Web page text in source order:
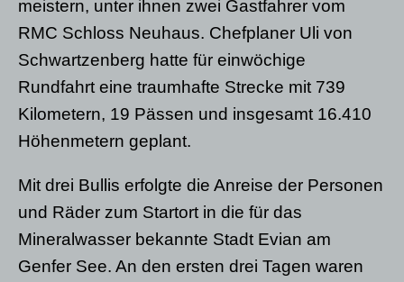
meistern, unter ihnen zwei Gastfahrer vom
RMC Schloss Neuhaus. Chefplaner Uli von
Schwartzenberg hatte für einwöchige
Rundfahrt eine traumhafte Strecke mit 739
Kilometern, 19 Pässen und insgesamt 16.410
Höhenmetern geplant.
Mit drei Bullis erfolgte die Anreise der Personen
und Räder zum Startort in die für das
Mineralwasser bekannte Stadt Evian am
Genfer See. An den ersten drei Tagen waren